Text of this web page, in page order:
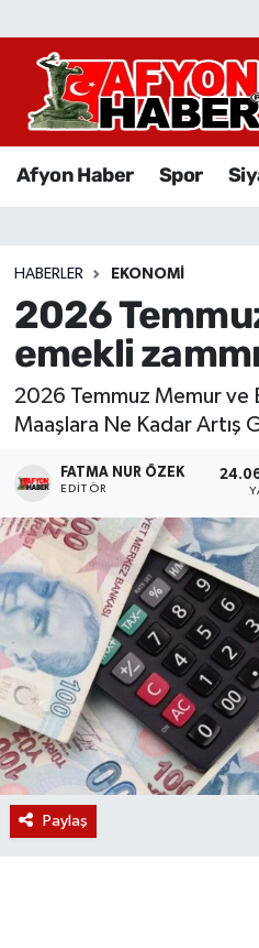
Afyon Haber Spor
HABERLER EKONOMI
2026
emekli
2026 Temmuz Memur ve
Maaşlara Ne Kadar Artış
FATMA NUR ÖZEK
EDITÖR
Paylaş
Afyon Haber
Sağlık
Eğitim
Sivil Toplum
Ekonomi
Magazin
Etkinlikler